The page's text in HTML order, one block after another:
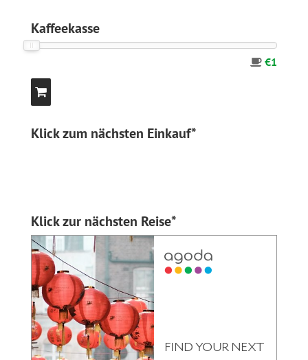
Kaffeekasse
€1
Klick zum nächsten Einkauf*
Klick zur nächsten Reise*